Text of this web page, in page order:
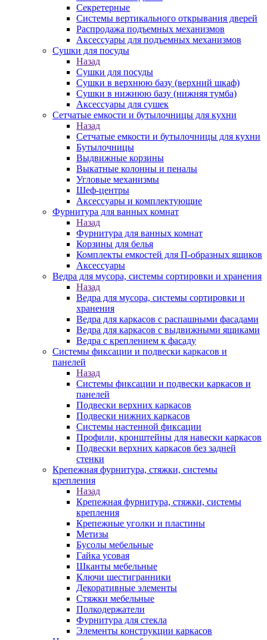
Секретерные
Системы вертикального открывания дверей
Распродажа подъемных механизмов
Аксессуары для подъемных механизмов
Сушки для посуды
Назад
Сушки для посуды
Сушки в верхнюю базу (верхний шкаф)
Сушки в нижнюю базу (нижняя тумба)
Аксессуары для сушек
Сетчатые емкости и бутылочницы для кухни
Назад
Сетчатые емкости и бутылочницы для кухни
Бутылочницы
Выдвижные корзины
Выкатные колонны и пеналы
Угловые механизмы
Шеф-центры
Аксессуары и комплектующие
Фурнитура для ванных комнат
Назад
Фурнитура для ванных комнат
Корзины для белья
Комплекты емкостей для П-образных ящиков
Аксессуары
Ведра для мусора, системы сортировки и хранения
Назад
Ведра для мусора, системы сортировки и
хранения
Ведра для каркасов с распашными фасадами
Ведра для каркасов с выдвижными ящиками
Ведра с креплением к фасаду
Системы фиксации и подвески каркасов и
панелей
Назад
Системы фиксации и подвески каркасов и
панелей
Подвески верхних каркасов
Подвески нижних каркасов
Системы настенной фиксации
Профили, кронштейны для навески каркасов
Подвески верхних каркасов без задней
стенки
Крепежная фурнитура, стяжки, системы
крепления
Назад
Крепежная фурнитура, стяжки, системы
крепления
Крепежные уголки и пластины
Метизы
Бусолы мебельные
Гайка усовая
Шканты мебельные
Ключи шестигранники
Декоративные элементы
Стяжки мебельные
Полкодержатели
Фурнитура для стекла
Элементы конструкции каркасов